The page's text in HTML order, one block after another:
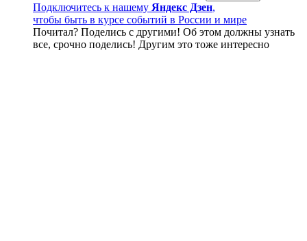
Подключитесь к нашему Яндекс Дзен,
чтобы быть в курсе событий в России и мире
Почитал? Поделись с другими! Об этом должны узнать
все, срочно поделись! Другим это тоже интересно